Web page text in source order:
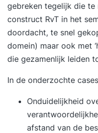
gebreken tegelijk die te
construct RvT in het
doordacht, te snel
domein) maar ook met
die gezamenlijk leiden
In de onderzochte
Onduidelijkheid
afstand van de